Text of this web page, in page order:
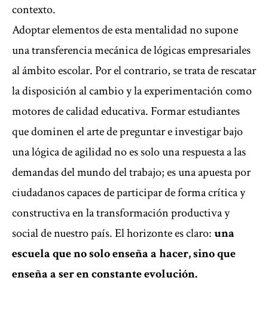
contexto.
Adoptar elementos de esta mentalidad no supone
una transferencia mecánica de lógicas empresariales
al ámbito escolar. Por el contrario, se trata de rescatar
la disposición al cambio y la experimentación como
motores de calidad educativa. Formar estudiantes
que dominen el arte de preguntar e investigar bajo
una lógica de agilidad no es solo una respuesta a las
demandas del mundo del trabajo; es una apuesta por
ciudadanos capaces de participar de forma crítica y
constructiva en la transformación productiva y
social de nuestro país. El horizonte es claro:una
escuela que no solo enseña a hacer, sino que
enseña a ser en constante evolución.